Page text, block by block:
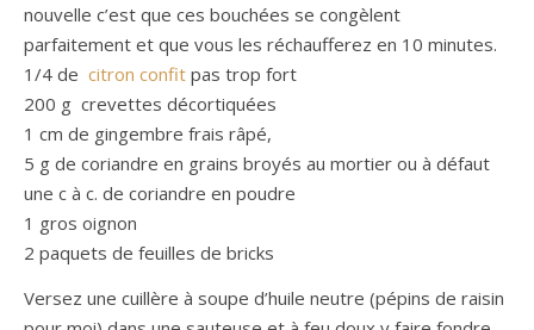
nouvelle c’est que ces bouchées se congèlent
parfaitement et que vous les réchaufferez en 10 minutes.
1/4 de citron confit pas trop fort
200 g crevettes décortiquées
1 cm de gingembre frais râpé,
5 g de coriandre en grains broyés au mortier ou à défaut
une c à c. de coriandre en poudre
1 gros oignon
2 paquets de feuilles de bricks
Versez une cuillère à soupe d’huile neutre (pépins de raisin